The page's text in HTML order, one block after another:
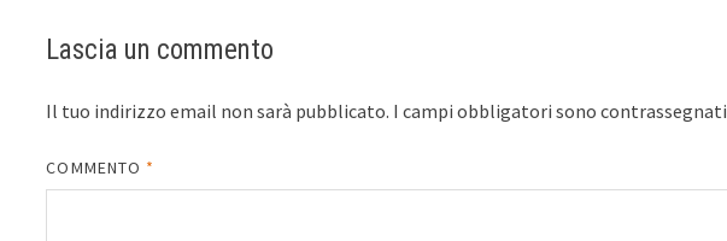
Lascia un commento
Il tuo indirizzo email non sarà pubblicato. I campi obbligatori sono contrassegnati
COMMENTO *